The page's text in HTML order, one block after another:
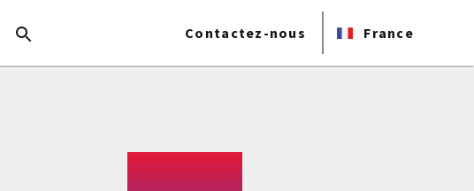
Contactez-nous France